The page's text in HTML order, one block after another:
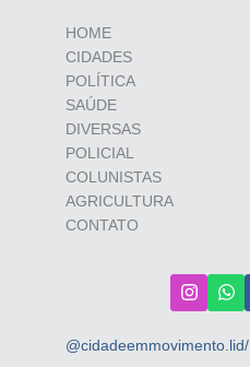
HOME
CIDADES
POLÍTICA
SAÚDE
DIVERSAS
POLICIAL
COLUNISTAS
AGRICULTURA
CONTATO
@cidadeemmovimento.lid/